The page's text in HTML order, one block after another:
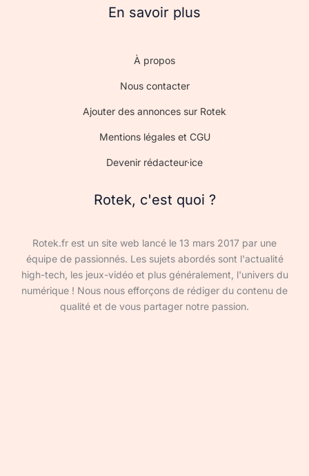
En savoir plus
À propos
Nous contacter
Ajouter des annonces sur Rotek
Mentions légales et CGU
Devenir rédacteur·ice
Rotek, c'est quoi ?
Rotek.fr est un site web lancé le 13 mars 2017 par une
équipe de passionnés. Les sujets abordés sont l'actualité
high-tech, les jeux-vidéo et plus généralement, l'univers du
numérique ! Nous nous efforçons de rédiger du contenu de
qualité et de vous partager notre passion.